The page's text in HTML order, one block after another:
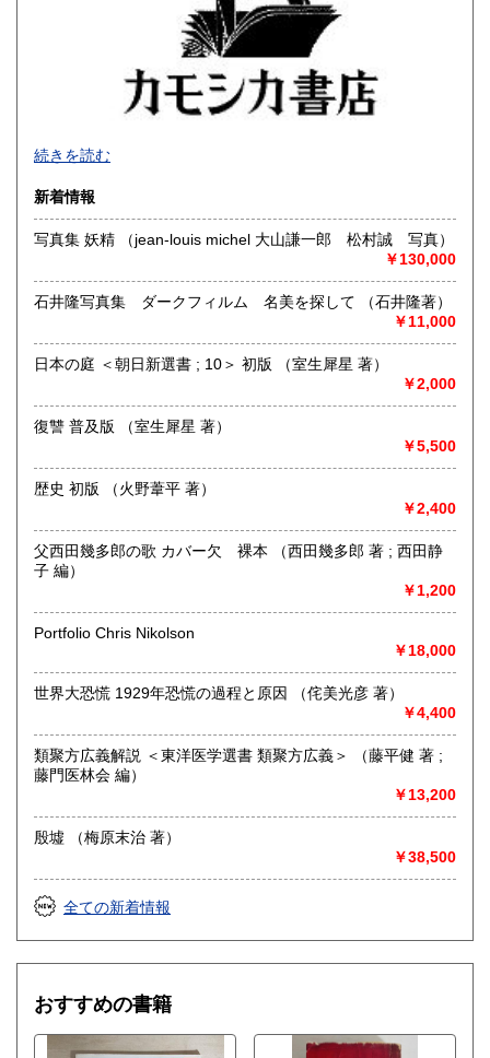
600円 長崎県
大分県
600円 鹿児島県
沖縄県
顔の見えないお取り引きですから、なおいっそう誠実に対応
いたします。迅速・丁寧な発送をいたします。
沿線名：日豊線
最寄駅：JR 大分駅
営業時間：11:00ー20:00
書籍の買取について
ご蔵書の整理をお考えの方、まずはお気軽にお問い合わせく
ださい。
運営費の安い地方だからこそできる高額査定をいたします。
営業中に店舗にお持ち込みいただくことも可能です。
50冊を超える場合は事前にご連絡ください。
大切にされている初版本など、稀少かつ高額な書籍にも対応
いたしております。お気軽にご相談ください。
また、委託販売も可能です。
ご希望の販売価格とともにお気軽にご相談ください。
お気軽にお電話やメール、LINEでご連絡くださいませ。
買取専用LINE @891fglyn
取り扱い分野
総記、哲学宗教、歴史、社会科学、自然科学、美術工芸、国
語国文、外国文学、古典籍、近代文献、趣味、外国書、サブ
続きを読む
新着情報
写真集 妖精 （jean-louis michel 大山謙一郎 松村誠 写真）
￥130,000
石井隆写真集 ダークフィルム 名美を探して （石井隆著）
￥11,000
日本の庭 ＜朝日新選書 ; 10＞ 初版 （室生犀星 著）
￥2,000
復讐 普及版 （室生犀星 著）
￥5,500
歴史 初版 （火野葦平 著）
￥2,400
父西田幾多郎の歌 カバー欠 裸本 （西田幾多郎 著 ; 西田静
子 編）
￥1,200
Portfolio Chris Nikolson
￥18,000
世界大恐慌 1929年恐慌の過程と原因 （侘美光彦 著）
￥4,400
類聚方広義解説 ＜東洋医学選書 類聚方広義＞ （藤平健 著 ;
藤門医林会 編）
￥13,200
殷墟 （梅原末治 著）
￥38,500
全ての新着情報
おすすめの書籍